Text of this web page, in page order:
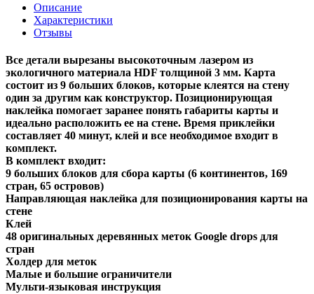
Описание
Характеристики
Отзывы
Все детали вырезаны высокоточным лазером из
экологичного материала HDF толщиной 3 мм. Карта
состоит из 9 больших блоков, которые клеятся на стену
один за другим как конструктор. Позиционирующая
наклейка помогает заранее понять габариты карты и
идеально расположить ее на стене. Время приклейки
составляет 40 минут, клей и все необходимое входит в
комплект.
В комплект входит:
9 больших блоков для сбора карты (6 континентов, 169
стран, 65 островов)
Направляющая наклейка для позиционирования карты на
стене
Клей
48 оригинальных деревянных меток Google drops для
стран
Холдер для меток
Малые и большие ограничители
Мульти-языковая инструкция